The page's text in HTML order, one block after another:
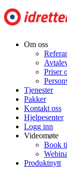
Om oss
Priser
Tjenester
Pakker
Kontakt oss
Hjelpesenter
Logg inn
Videomøte
Book
Produktnytt